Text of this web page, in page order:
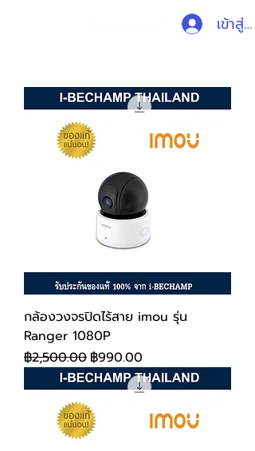
เข้าสู่ร
กล้องวงจรปิดไร้สาย imou รุ่น
Ranger 1080P
ราคาปกติ
฿2,500.00 ราคาขายลด
฿990.00